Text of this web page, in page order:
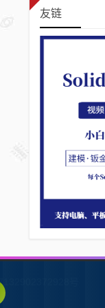
友链
号